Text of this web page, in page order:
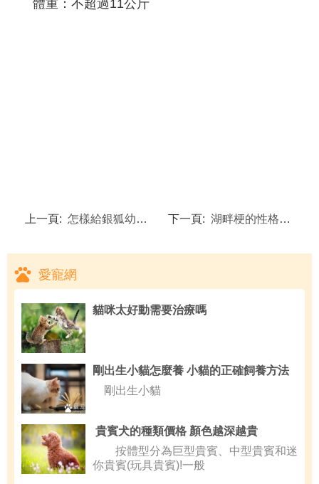
體重：不超過11公斤
上一頁: 怎樣給銀狐幼犬洗澡|給銀狐洗澡要注意什麼？ 下一頁: 湖畔梗的性格特點
愛寵網
貓咪太好動需要治療嗎
剛出生小貓怎麼養 小貓的正確飼養方法
剛出生小貓
貴賓犬的種類價格 顏色越深越貴
按體型分為巨型貴賓、中型貴賓和迷
你貴賓(玩具貴賓)!一般